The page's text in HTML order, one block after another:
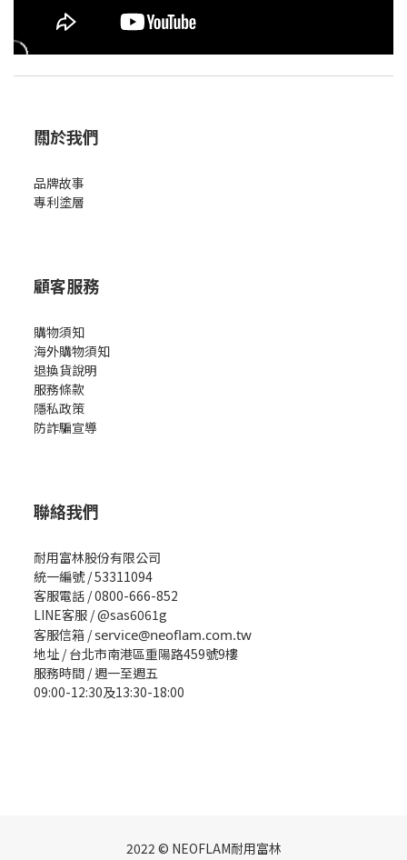
關於我們
品牌故事
專利塗層
顧客服務
購物須知
海外購物須知
退換貨說明
服務條款
隱私政策
防詐騙宣導
聯絡我們
耐用富林股份有限公司
統一編號 / 53311094
客服電話 / 0800-666-852
LINE客服 / @sas6061g
客服信箱 /service@neoflam.com.tw
地址 / 台北市南港區重陽路459號9樓
服務時間 / 週一至週五
09:00-12:30及13:30-18:00
2022 © NEOFLAM耐用富林